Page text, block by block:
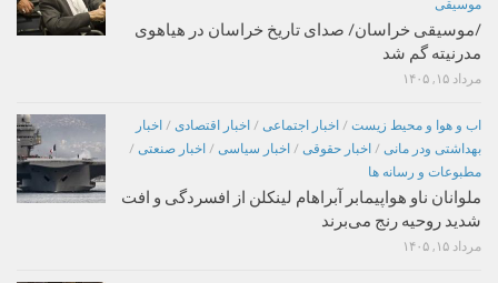
موسیقی
/موسیقی خراسان/ صدای تاریخ خراسان در هیاهوی
مدرنیته گم شد
مرداد ۱۵, ۱۴۰۵
اب و هوا و محیط زیست / اخبار اجتماعی / اخبار اقتصادی / اخبار
بهداشتی ودر مانی / اخبار حقوقی / اخبار سیاسی / اخبار صنعتی /
مطبوعات و رسانه ها
ملوانان ناو هواپیمابر آبراهام لینکلن از افسردگی و افت
شدید روحیه رنج می‌برند
مرداد ۱۵, ۱۴۰۵